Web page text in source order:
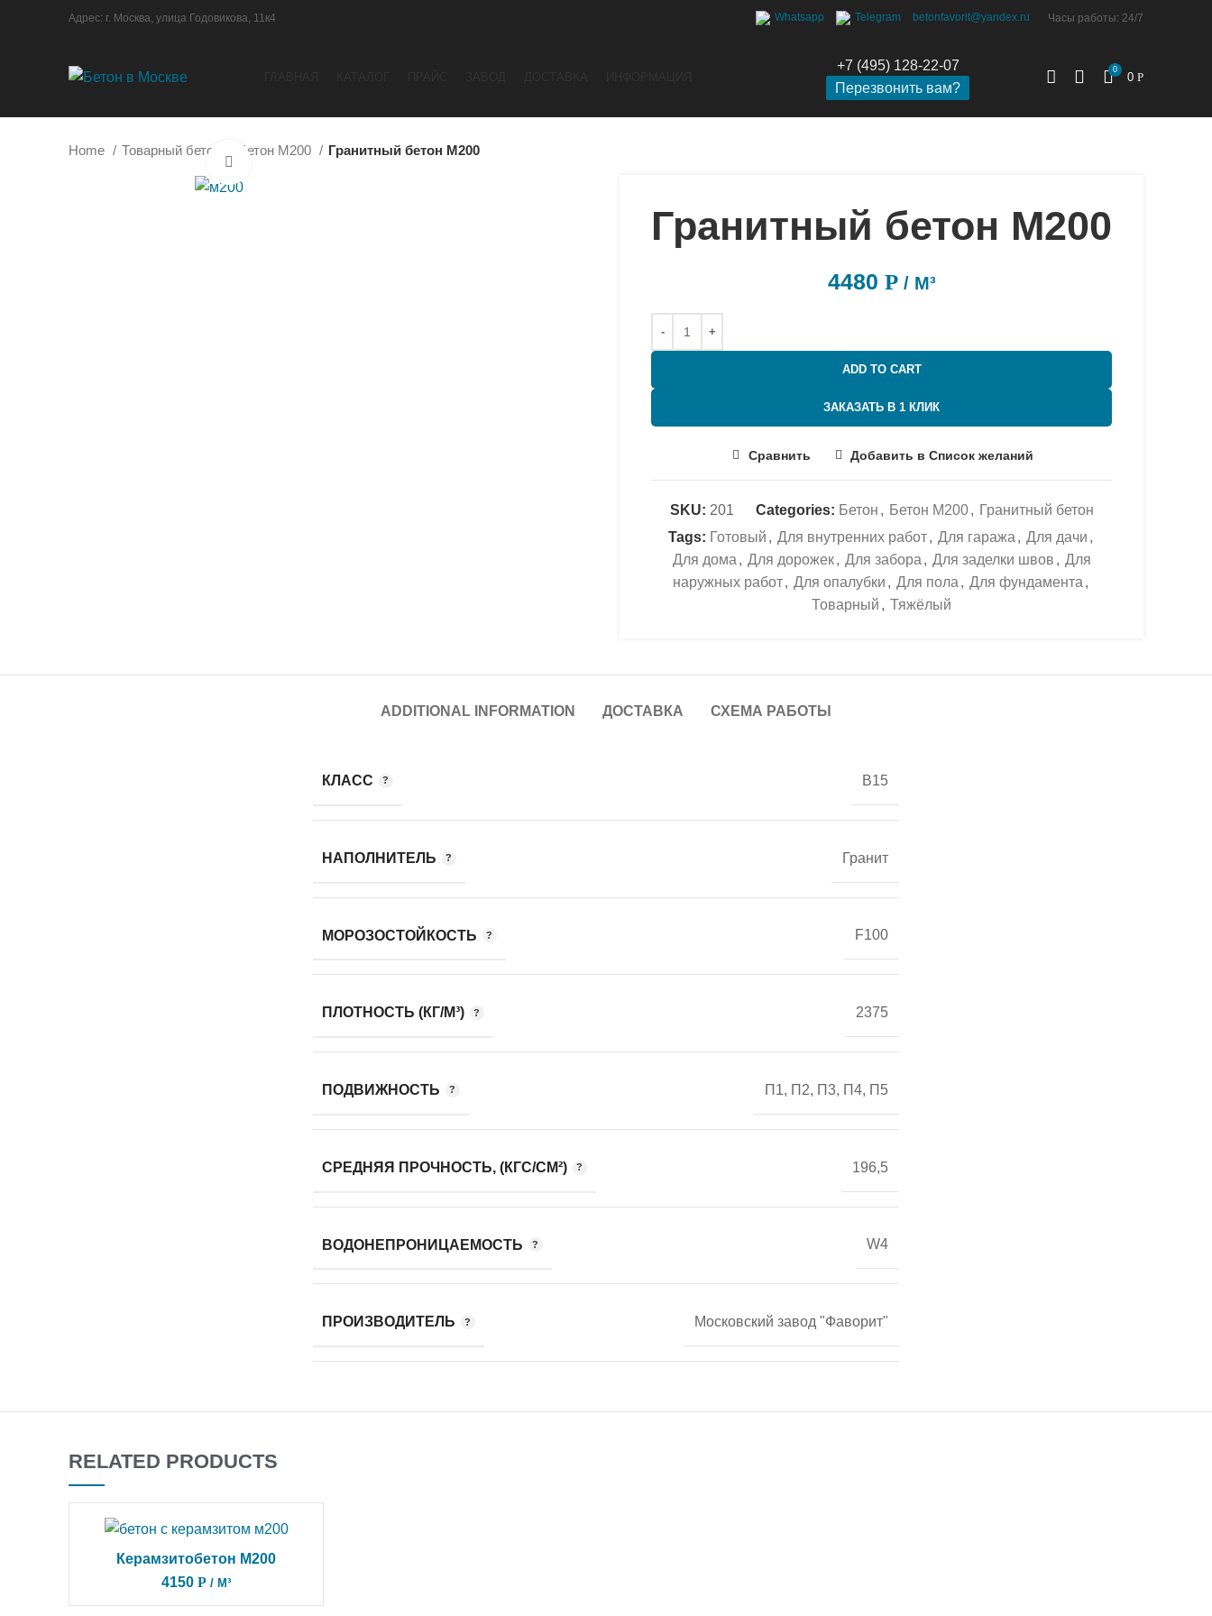
Адрес: г. Москва, улица Годовикова, 11к4 Whatsapp Telegram betonfavorit@yandex.ru Часы работы: 24/7
+7 (495) 128-22-07
Перезвонить вам?
0
0 Р
Home Товарный бетон Бетон М200 Гранитный бетон М200
Нажмите, чтобы увеличить
Гранитный бетон М200
4480 Р / М³
ADD TO CART
ЗАКАЗАТЬ В 1 КЛИК
Сравнить Добавить в Список желаний
SKU: 201 Categories: Бетон , Бетон М200 , Гранитный бетон
Tags: Готовый , Для внутренних работ, Для гаража , Для дачи ,
Для дома , Для дорожек , Для забора , Для заделки швов , Для
наружных работ, Для опалубки , Для пола , Для фундамента ,
Товарный , Тяжёлый
ADDITIONAL INFORMATION ДОСТАВКА СХЕМА РАБОТЫ
КЛАСС В15
НАПОЛНИТЕЛЬ Гранит
МОРОЗОСТОЙКОСТЬ F100
ПЛОТНОСТЬ (КГ/М³) 2375
ПОДВИЖНОСТЬ П1, П2, П3, П4, П5
СРЕДНЯЯ ПРОЧНОСТЬ, (КГС/СМ²) 196,5
ВОДОНЕПРОНИЦАЕМОСТЬ W4
ПРОИЗВОДИТЕЛЬ Московский завод "Фаворит"
RELATED PRODUCTS
ADD TO CART
Керамзитобетон M200
4150 Р / М³